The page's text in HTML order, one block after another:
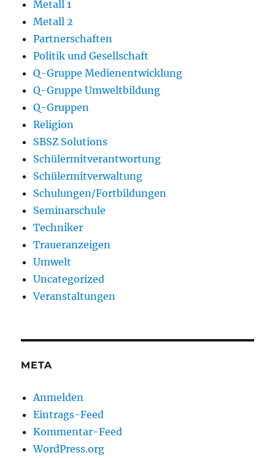
Metall 1
Metall 2
Partnerschaften
Politik und Gesellschaft
Q-Gruppe Medienentwicklung
Q-Gruppe Umweltbildung
Q-Gruppen
Religion
SBSZ Solutions
Schülermitverantwortung
Schülermitverwaltung
Schulungen/Fortbildungen
Seminarschule
Techniker
Traueranzeigen
Umwelt
Uncategorized
Veranstaltungen
META
Anmelden
Eintrags-Feed
Kommentar-Feed
WordPress.org